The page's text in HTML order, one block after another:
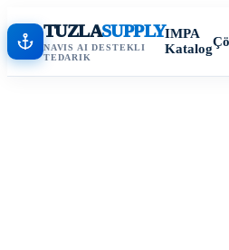
TUZLASUPPLY
NAVIS AI DESTEKLI
TEDARIK
IMPA
Katalog